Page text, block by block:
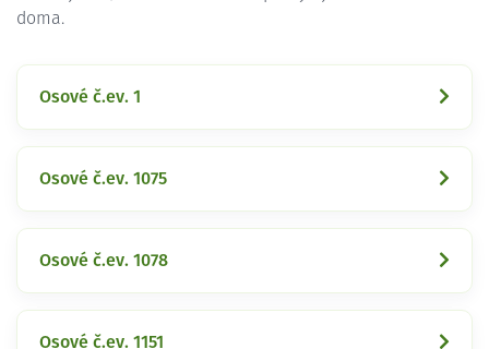
doma.
Osové č.ev. 1
Osové č.ev. 1075
Osové č.ev. 1078
Osové č.ev. 1151